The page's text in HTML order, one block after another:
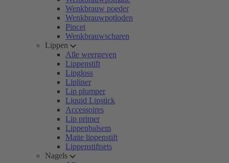
Wenkbrauw poeder
Wenkbrauwpotloden
Pincet
Wenkbrauwscharen
Lippen
Alle weergeven
Lippenstift
Lipgloss
Lipliner
Lip plumper
Liquid Lipstick
Accessoires
Lip primer
Lippenbalsem
Matte lippenstift
Lippenstiftsets
Nagels